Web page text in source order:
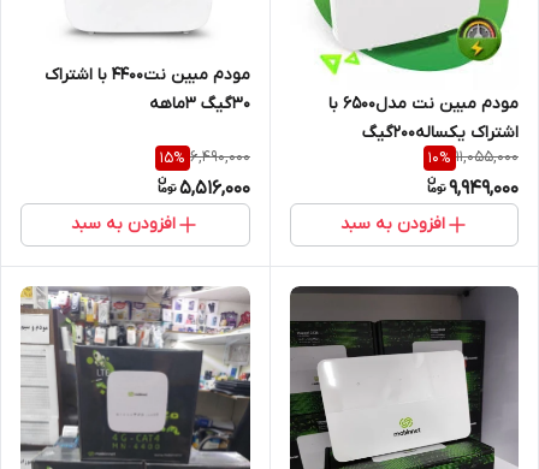
مودم مبین نت مدل6500 با
اشتراک یکساله200گیگ
11,055,000
10%
9,949,000
افزودن به سبد
مودم مبین نت4400 با اشتراک
30گیگ ۳ماهه
6,490,000
15%
5,516,000
افزودن به سبد